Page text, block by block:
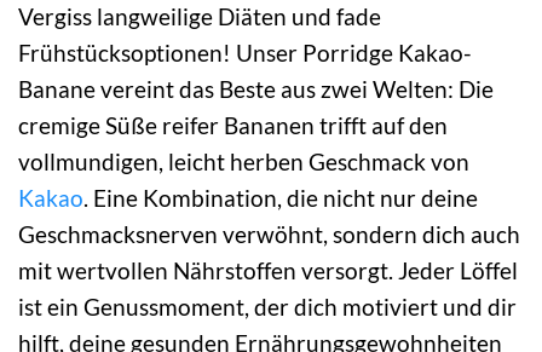
Vergiss langweilige Diäten und fade
Frühstücksoptionen! Unser Porridge Kakao-
Banane vereint das Beste aus zwei Welten: Die
cremige Süße reifer Bananen trifft auf den
vollmundigen, leicht herben Geschmack von
Kakao . Eine Kombination, die nicht nur deine
Geschmacksnerven verwöhnt, sondern dich auch
mit wertvollen Nährstoffen versorgt. Jeder Löffel
ist ein Genussmoment, der dich motiviert und dir
hilft, deine gesunden Ernährungsgewohnheiten